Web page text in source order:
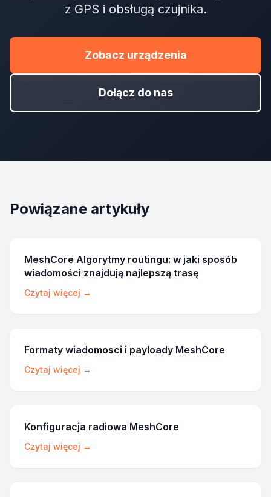
z GPS i obsługą czujnika.
Zobacz urządzenia
Dołącz do nas
Powiązane artykuły
MeshCore Algorytmy routingu: w jaki sposób
wiadomości znajdują najlepszą trasę
Czytaj więcej →
Formaty wiadomosci i payloady MeshCore
Czytaj więcej →
Konfiguracja radiowa MeshCore
Czytaj więcej →